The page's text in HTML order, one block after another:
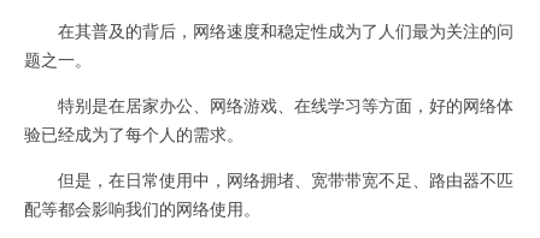
在其普及的背后，网络速度和稳定性成为了人们最为关注的问
题之一。
特别是在居家办公、网络游戏、在线学习等方面，好的网络体
验已经成为了每个人的需求。
但是，在日常使用中，网络拥堵、宽带带宽不足、路由器不匹
配等都会影响我们的网络使用。